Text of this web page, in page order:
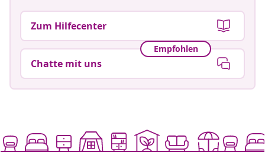
Zum Hilfecenter
Empfohlen
Chatte mit uns